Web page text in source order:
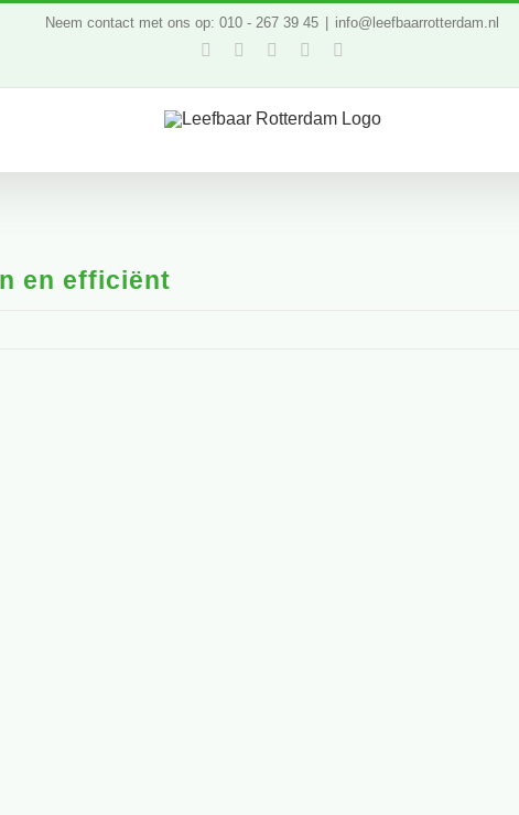
Neem contact met ons op: 010 - 267 39 45 info@leefbaarrotterdam.nl
Facebook
TwitterYouTubeLinkedIn
en efficiënt